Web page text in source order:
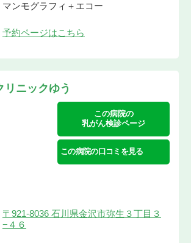
マンモグラフィ＋エコー
予約ページはこちら
リニックゆう
この病院の
乳がん検診ページ
この病院の口コミを見る
〒921-8036 石川県金沢市弥生３丁目３
−４６